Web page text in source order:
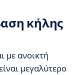
κήλης
με ανοικτή
μεγαλύτερο